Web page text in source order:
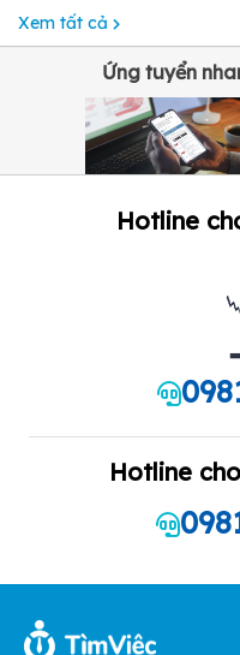
Xem tất cả
Ứng tuyển
Hotline
Hotline